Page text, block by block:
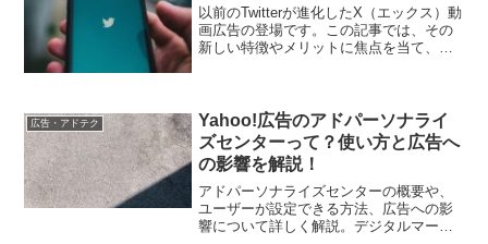
以前のTwitterが進化したX（エックス）動
画広告の登場です。この記事では、その
新しい特徴やメリットに焦点を当て、デ
広告・アドテク
Yahoo!広告のアドパーソナライ
ズセンターって？使い方と広告へ
の影響を解説！
アドパーソナライズセンターの概要や、
ユーザーが設定できる方法、広告への影
響について詳しく解説。デジタルマーケ